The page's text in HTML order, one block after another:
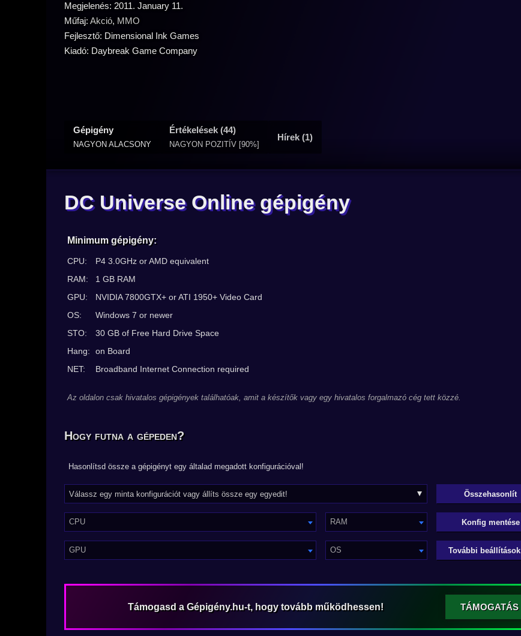
Megjelenés: 2011. January 11.
Műfaj: Akció, MMO
Fejlesztő: Dimensional Ink Games
Kiadó: Daybreak Game Company
Gépigény
NAGYON ALACSONY
Értékelések (44)
NAGYON POZITÍV [90%]
Hírek (1)
DC Universe Online gépigény
Minimum gépigény:
CPU:
P4 3.0GHz or AMD equivalent
RAM:
1 GB RAM
GPU:
NVIDIA 7800GTX+ or ATI 1950+ Video Card
OS:
Windows 7 or newer
STO:
30 GB of Free Hard Drive Space
Hang:
on Board
NET:
Broadband Internet Connection required
Az oldalon csak hivatalos gépigények találhatóak, amit a készítők vagy egy hivatalos forgalmazó cég tett közzé.
Hogy futna a gépeden?
Hasonlítsd össze a gépigényt egy általad megadott konfigurációval!
CPU RAM
GPU OS
Konfig mentése
További beállítások
Támogasd a Gépigény.hu-t, hogy tovább működhessen! TÁMOGATÁS